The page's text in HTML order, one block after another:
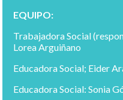
EQUIPO:
Trabajadora Social
Lorea Arguiñano
Educadora Social; Eider
Educadora Social: Sonia